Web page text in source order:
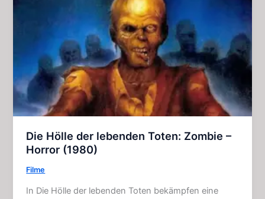
Die Hölle der lebenden Toten: Zombie –
Horror (1980)
Filme
In Die Hölle der lebenden Toten bekämpfen eine